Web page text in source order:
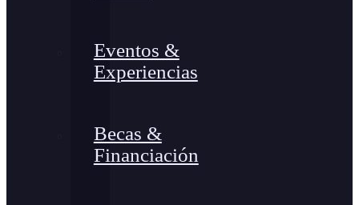
Eventos &
Experiencias
Becas &
Financiación